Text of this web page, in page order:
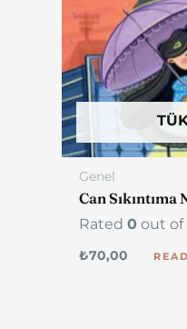
Genel
Can Sıkıntıma
Rated0 out of
₺70,00